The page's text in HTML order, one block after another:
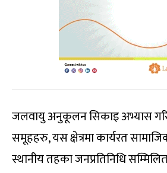
जलवायु अनुकूलन सिकाइ अभ्यास
समूहहरु, यस क्षेत्रमा कार्यरत
स्थानीय तहका जनप्रतिनिधि